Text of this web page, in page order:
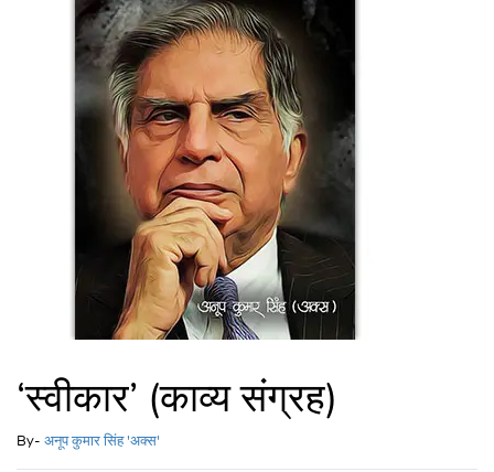
‘स्वीकार’ (काव्य संग्रह)
By- अनूप कुमार सिंह 'अक्स'